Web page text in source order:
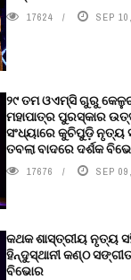
17624 SEP
୨୯ ତମ ଓଏମ୍‌ସି ଗୁରୁ
ମହାପାତ୍ର ପୁରସ୍କାର
ସଂଧ୍ୟାରେ କୁଚିପୁଡ଼ି ନୃତ୍ୟ
ତବଲା ବାଦରେ ଦର୍ଶକ
17676 SEP
କଥକ ଶାସ୍ତ୍ରୀୟ ନୃତ୍ୟ
ହିନ୍ଦୁସ୍ଥାନୀ କଣ୍ଠ
ବିଭୋର